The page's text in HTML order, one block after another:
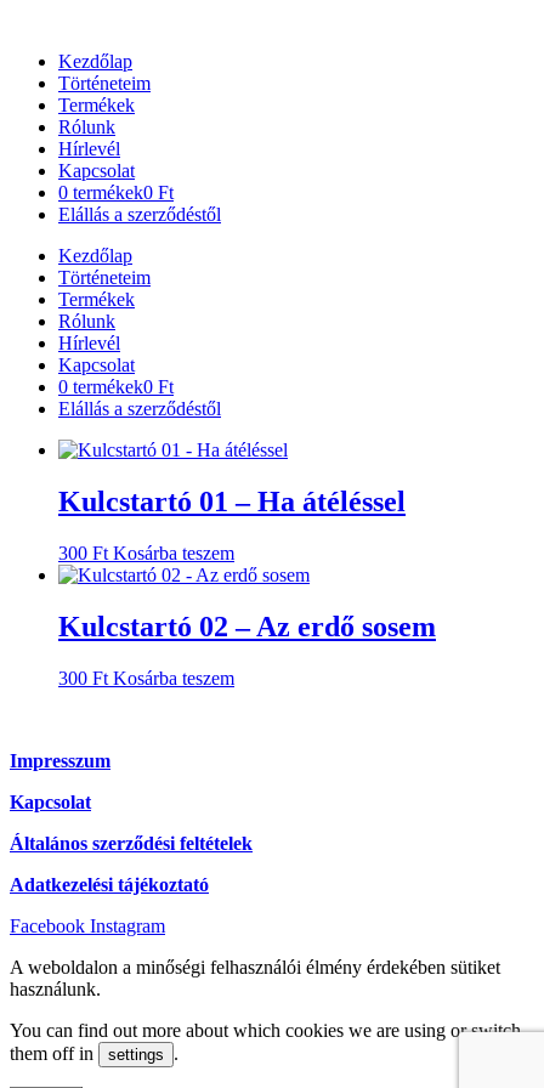
tartalomhozKezdőlap
Történeteim
Termékek
Rólunk
Hírlevél
Kapcsolat
0 termékek0 Ft
Elállás a szerződéstől
Kezdőlap
Történeteim
Termékek
Rólunk
Hírlevél
Kapcsolat
0 termékek0 Ft
Elállás a szerződéstől
Kulcstartó 01 – Ha átéléssel
300 Ft Kosárba teszem
Kulcstartó 02 – Az erdő sosem
300 Ft Kosárba teszem
Impresszum
Kapcsolat
Általános szerződési feltételek
Adatkezelési tájékoztató
Facebook Instagram
A weboldalon a minőségi felhasználói élmény érdekében sütiket
használunk.
You can find out more about which cookies we are using or switch
them off in
settings .